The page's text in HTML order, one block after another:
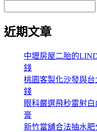
近期文章
中壢房屋二胎的
錢
桃園客製化沙發與
錢
眼科嚴選飛秒雷射
膏
新竹當舖合法抽水